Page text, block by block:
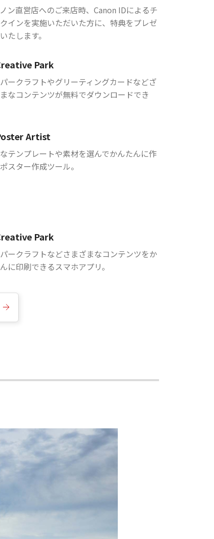
ン直営店へのご来店時、Canon IDによるチ
インを実施いただいた方に、特典をプレゼ
たします。
Park
ークラフトやグリーティングカードなどざ
なコンテンツが無料でダウンロードでき
Artist
テンプレートや素材を選んでかんたんに作
スター作成ツール。
Park
ークラフトなどさまざまなコンテンツをか
に印刷できるスマホアプリ。